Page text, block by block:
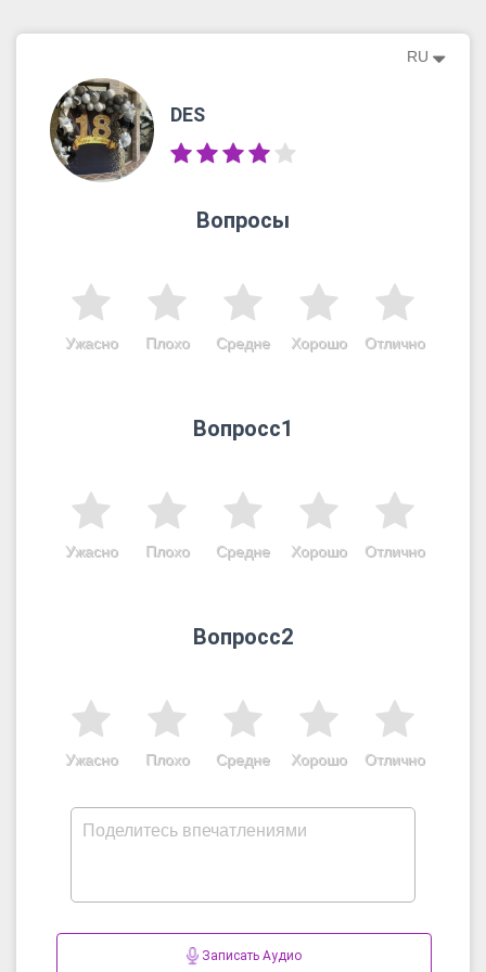
RU
DES
Вопросы
Отлично
Хорошо
Средне
Плохо
Ужасно
Вопросс1
Отлично
Хорошо
Средне
Плохо
Ужасно
Вопросс2
Отлично
Хорошо
Средне
Плохо
Ужасно
Записать Аудио